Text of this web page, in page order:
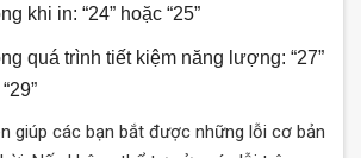
khi in: “24” hoặc “25”
quá trình tiết kiệm năng lượng: “27”
giúp các bạn bắt được những lỗi cơ bản